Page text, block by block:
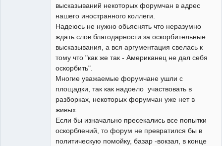
высказываний некоторых форумчан в адрес
нашего иностранного коллеги.
Надеюсь не нужно обьяснять что неразумно
ждать слов благодарности за оскорбительные
высказывания, а вся аргументация свелась к
тому что "как же так - Американец не дал себя
оскорбить".
Многие уважаемые форумчане ушли с
площадки, так как надоело участвовать в
разборках, некоторых форумчан уже нет в
живых.
Если бы изначально пресекались все попытки
оскорблений, то форум не превратился бы в
политическую помойку, базар -вокзал, в конце